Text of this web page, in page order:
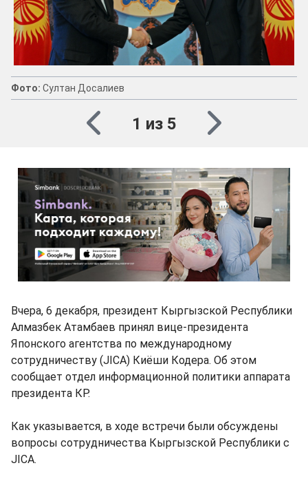
Фото: Султан Досалиев
1 из 5
Вчера, 6 декабря, президент Кыргызской Республики
Алмазбек Атамбаев принял вице-президента
Японского агентства по международному
сотрудничеству (JICA) Киёши Кодера. Об этом
сообщает отдел информационной политики аппарата
президента КР.
Как указывается, в ходе встречи были обсуждены
вопросы сотрудничества Кыргызской Республики с
JICA.